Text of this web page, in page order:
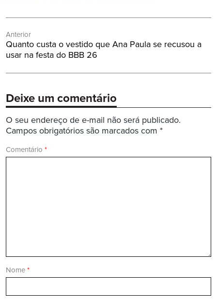
de
Post
Anterior
Post
Anterior:
Quanto custa o vestido que Ana Paula se recusou a
usar na festa do BBB 26
Deixe um comentário
O seu endereço de e-mail não será publicado.
Campos obrigatórios são marcados com *
Comentário *
Nome *